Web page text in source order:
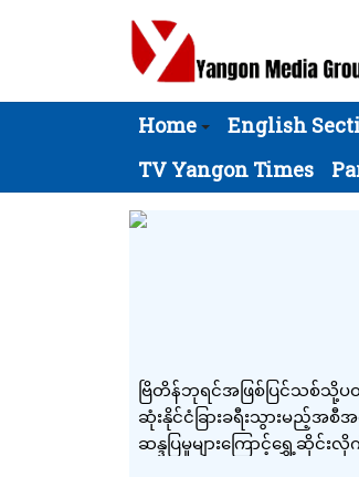
Home English
TV Yangon Times
ဗြိတိန်ဘုရင်အဖြစ်ပြင်သစ်သို့
ဆုံးနိုင်ငံခြားခရီးသွားမည့်အစီ
ဆန္ဒပြမှုများကြောင့်ရွှေ့ဆိုင်း